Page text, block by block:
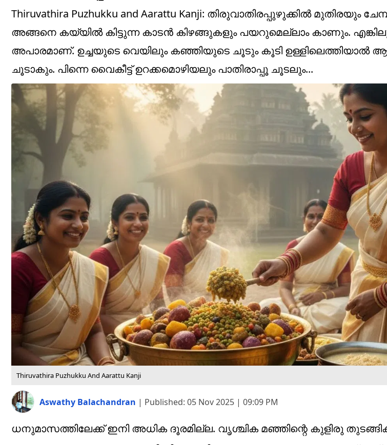
Thiruvathira Puzhukku and Aarattu Kanji: തിരുവാതിരപ്പുഴുക്കിൽ മുതിരയും
അങ്ങനെ കയ്യിൽ കിട്ടുന്ന കാടൻ കിഴങ്ങുകളും പയറുമെല്ലാം കാണും.
അപാരമാണ്. ഉച്ചയുടെ വെയിലും കഞ്ഞിയുടെ ചൂടും കൂടി ഉള്ളിലെത്തിയാൽ
ചൂടാകും. പിന്നെ വൈകീട്ട് ഉറക്കമൊഴിയലും പാതിരാപ്പൂ ചൂടലും...
Thiruvathira Puzhukku And Aarattu Kanji
Aswathy Balachandran | Published: 05 Nov 2025 | 09:09 PM
ധനുമാസത്തിലേക്ക് ഇനി അധിക ദൂരമില്ല. വൃശ്ചിക മഞ്ഞിന്റെ കുളിരു